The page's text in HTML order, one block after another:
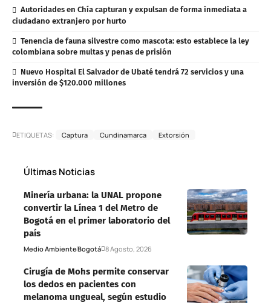
Autoridades en Chía capturan y expulsan de forma inmediata a
ciudadano extranjero por hurto
Tenencia de fauna silvestre como mascota: esto establece la ley
colombiana sobre multas y penas de prisión
Nuevo Hospital El Salvador de Ubaté tendrá 72 servicios y una
inversión de $120.000 millones
ETIQUETAS: Captura Cundinamarca Extorsión
Últimas Noticias
Minería urbana: la UNAL propone
convertir la Línea 1 del Metro de
Bogotá en el primer laboratorio del
país
Medio AmbienteBogotá 8 Agosto, 2026
Cirugía de Mohs permite conservar
los dedos en pacientes con
melanoma ungueal, según estudio